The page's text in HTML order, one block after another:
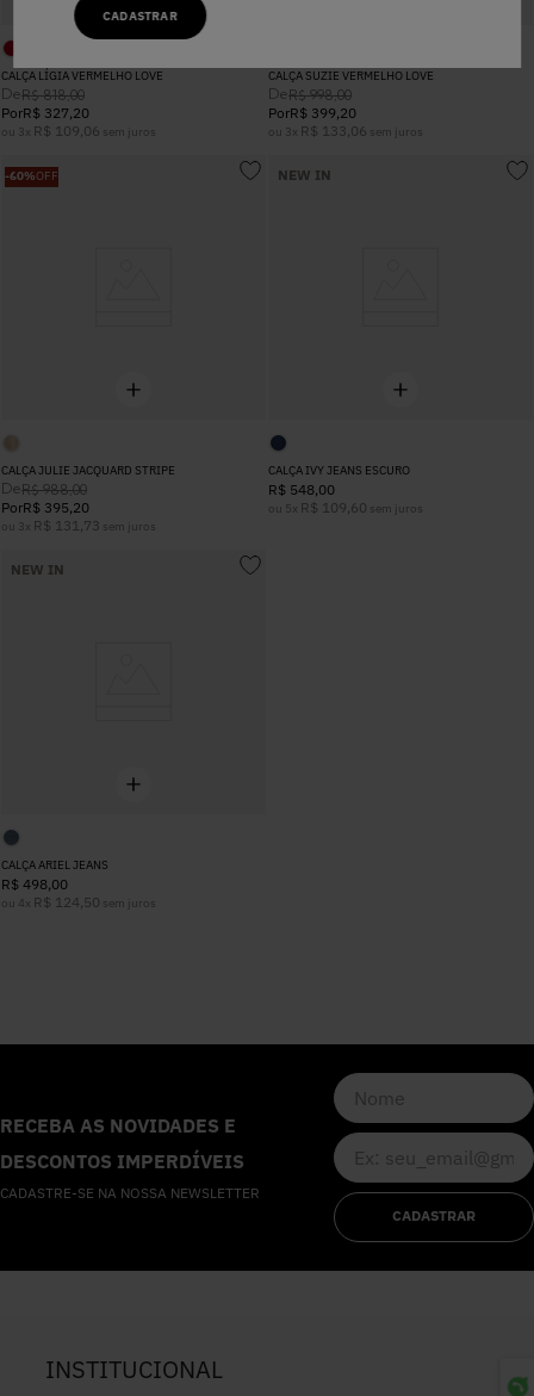
CADASTRAR
CALÇA LÍGIA VERMELHO LOVE
DeR$ 818,00
PorR$ 327,20
ou 3 x R$ 109 06 sem juros
CALÇA SUZIE VERMELHO LOVE
DeR$ 998,00
PorR$ 399,20
ou 3 x R$ 133 06 sem juros
-60%OFF
CALÇA JULIE JACQUARD STRIPE
DeR$ 988,00
PorR$ 395,20
ou 3 x R$ 131 73 sem juros
NEW IN
CALÇA IVY JEANS ESCURO
R$ 548,00
ou 5 x R$ 109 60 sem juros
NEW IN
CALÇA ARIEL JEANS
R$ 498,00
ou 4 x R$ 124 50 sem juros
RECEBA AS NOVIDADES E
DESCONTOS IMPERDÍVEIS
CADASTRE-SE NA NOSSA NEWSLETTER
CADASTRAR
INSTITUCIONAL